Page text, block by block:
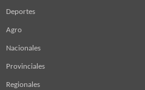
Deportes
Agro
Nacionales
Provinciales
Regionales